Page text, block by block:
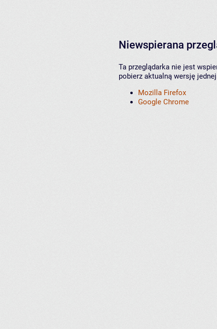
Niewspierana
Ta przeglądarka nie jest
pobierz aktualną wersję
Mozilla Firefox
Google Chrome